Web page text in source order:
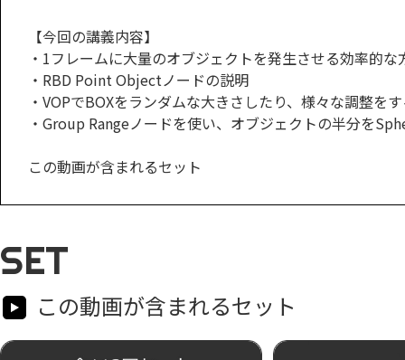
【今回の講義内容】
・1フレームに大量のオブジェクトを発生させる効率的な
・RBD Point Objectノードの説明
・VOPでBOXをランダムな大きさしたり、様々な調整を
・Group Rangeノードを使い、オブジェクトの半分を
この動画が含まれるセット
SET
この動画が含まれるセット